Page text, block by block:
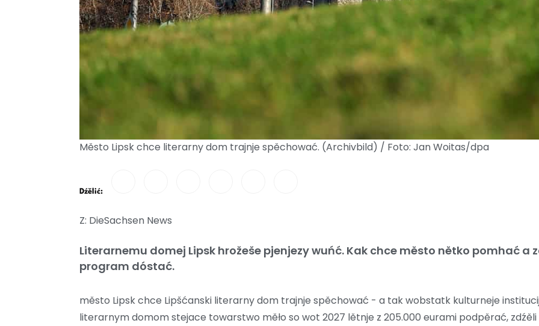
Město Lipsk chce literarny dom trajnje spěchować. (Archivbild) / Foto: Jan Woitas/dpa
Dźělić:
Z: DieSachsen News
Literarnemu domej Lipsk hrožeše pjenjezy wuńć. Kak chce město nětko pomhać a
program dóstać.
město Lipsk chce Lipšćanski literarny dom trajnje spěchować - a tak wobstatk kulturneje
literarnym domom stejace towarstwo měło so wot 2027 lětnje z 205.000 eurami podpěrać,